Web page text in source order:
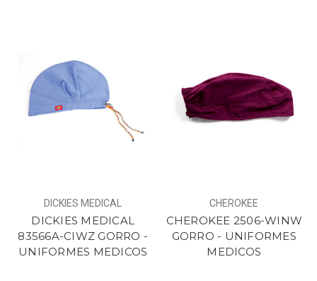
DICKIES MEDICAL
DICKIES MEDICAL
83566A-CIWZ GORRO -
UNIFORMES MEDICOS
CHEROKEE
CHEROKEE 2506-WINW
GORRO - UNIFORMES
MEDICOS